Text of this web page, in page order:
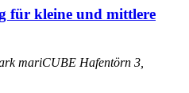
für kleine und mittlere
mariCUBE Hafentörn 3,